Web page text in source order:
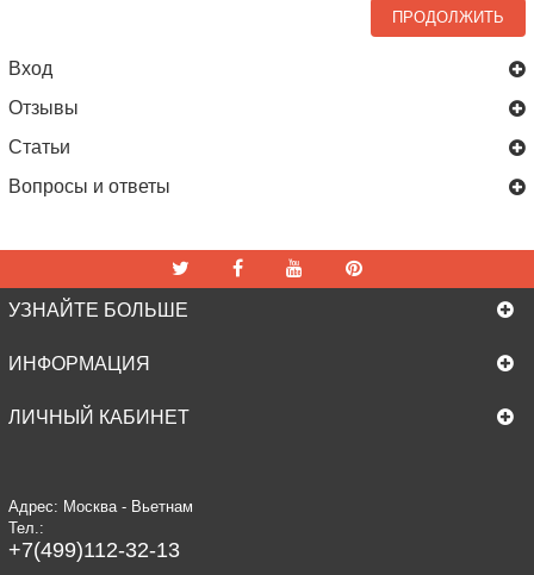
ПРОДОЛЖИТЬ
Вход
Отзывы
Статьи
Вопросы и ответы
УЗНАЙТЕ БОЛЬШЕ
ИНФОРМАЦИЯ
ЛИЧНЫЙ КАБИНЕТ
Адрес: Москва - Вьетнам
Тел.:
+7(499)112-32-13